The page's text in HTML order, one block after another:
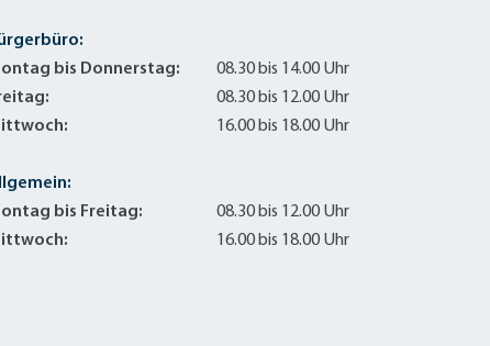
bis Donnerstag:
08.30 bis 14.00 Uhr
08.30 bis 12.00 Uhr
16.00 bis 18.00 Uhr
bis Freitag:
08.30 bis 12.00 Uhr
16.00 bis 18.00 Uhr